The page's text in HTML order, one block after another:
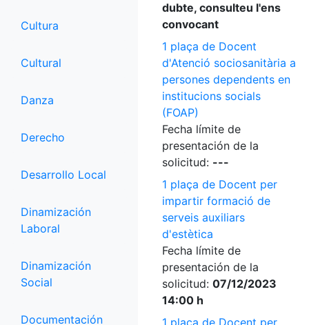
Cultura
Cultural
Danza
Derecho
Desarrollo Local
Dinamización
Laboral
Dinamización
Social
Documentación
dubte, consulteu l'ens
convocant
1 plaça de Docent
d'Atenció sociosanitària a
persones dependents en
institucions socials
(FOAP)
Fecha límite de
presentación de la
solicitud: ---
1 plaça de Docent per
impartir formació de
serveis auxiliars
d'estètica
Fecha límite de
presentación de la
solicitud: 07/12/2023
14:00 h
1 plaça de Docent per